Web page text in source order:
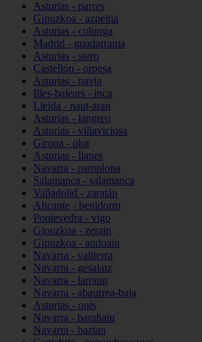
Asturias - parres
Gipuzkoa - azpeitia
Asturias - colunga
Madrid - guadarrama
Asturias - siero
Castellón - orpesa
Asturias - navia
Illes-balears - inca
Lleida - naut-aran
Asturias - langreo
Asturias - villaviciosa
Girona - olot
Asturias - llanes
Navarra - pamplona
Salamanca - salamanca
Valladolid - zaratán
Alicante - benidorm
Pontevedra - vigo
Gipuzkoa - zerain
Gipuzkoa - andoain
Navarra - valtierra
Navarra - gesalatz
Navarra - larraun
Navarra - abaurrea-baja
Asturias - onís
Navarra - barañain
Navarra - baztan